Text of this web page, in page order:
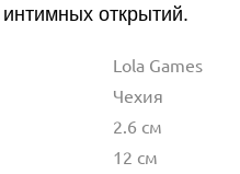
открытий.
Lola Games
Чехия
2.6 см
12 см